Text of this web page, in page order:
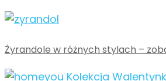
Żyrandole w różnych stylach –